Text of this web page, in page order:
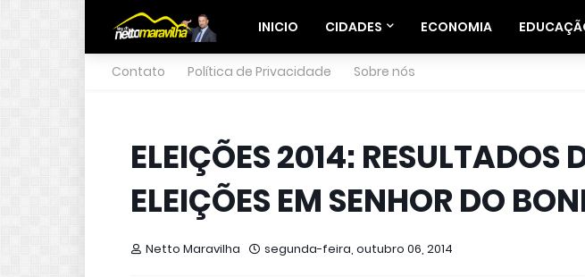
INICIO CIDADES ECONOMIA
Contato Política de Privacidade Sobre nós
ELEIÇÕES 2014: RESULTADOS
ELEIÇÕES EM SENHOR DO
Netto Maravilha segunda-feira, outubro 06, 2014